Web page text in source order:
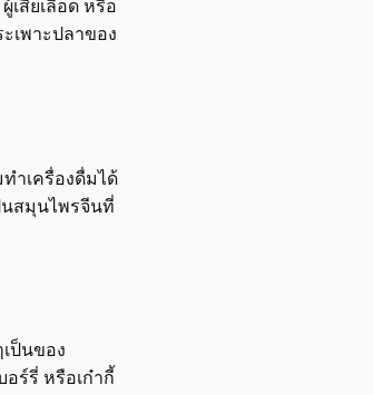
เสียเลือด หรือ
เพาะปลาของ
ำเครื่องดื่มได้
นสมุนไพรจีนที่
เป็นของ
ร์รี่ หรือเก๋ากี้